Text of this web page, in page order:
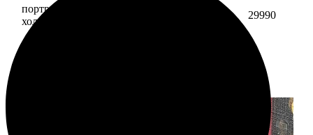
портрет по фото акриловыми красками на
холсте 60х70
29990